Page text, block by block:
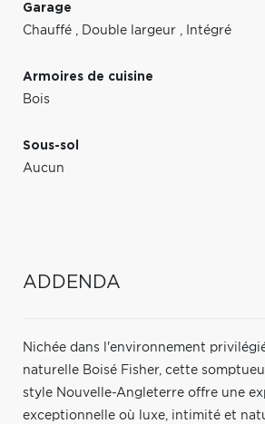
Garage
Chauffé , Double largeur , Intégré
Armoires de cuisine
Bois
Sous-sol
Aucun
ADDENDA
Nichée dans l'environnement
naturelle Boisé Fisher, cette
style Nouvelle-Angleterre offre une
exceptionnelle où luxe, intimité et